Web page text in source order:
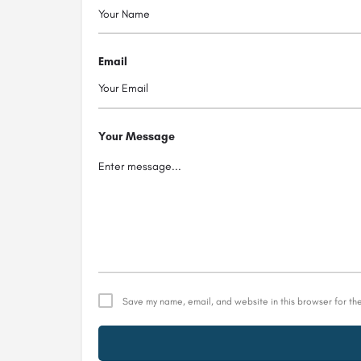
Email
Your Message
Save my name, email, and website in this browser for